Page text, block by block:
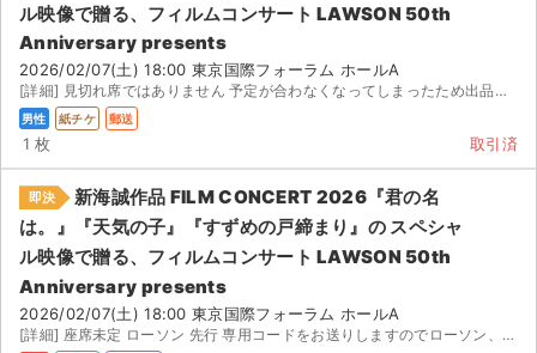
ル映像で贈る、フィルムコンサート LAWSON 50th
Anniversary presents
2026/02/07(土) 18:00 東京国際フォーラム ホールA
[詳細] 見切れ席ではありません 予定が合わなくなってしまったため出品いたします 新海誠作品フィル...
男性 紙チケ 郵送
1 枚 取引済
即決
新海誠作品 FILM CONCERT 2026『君の名
は。』『天気の子』『すずめの戸締まり』の スペシャ
ル映像で贈る、フィルムコンサート LAWSON 50th
Anniversary presents
2026/02/07(土) 18:00 東京国際フォーラム ホールA
[詳細] 座席未定 ローソン 先行 専用コードをお送りしますのでローソン、ミニストップの店...